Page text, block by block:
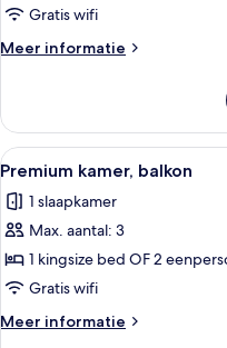
ladenGratis wifi
Meer informatie
Meer
suite,
balkon
Alle
foto's
voor
Premium
kamer,
balkon
laden
18
Premium kamer, balkon
1 slaapkamer
Max. aantal: 3
1 kingsize bed OF 2
Gratis wifi
Meer informatie
Meer